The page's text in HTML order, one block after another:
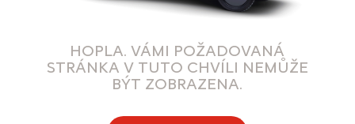
HOPLA. VÁMI POŽADOVANÁ
STRÁNKA V TUTO CHVÍLI NEMŮŽE
BÝT ZOBRAZENA.